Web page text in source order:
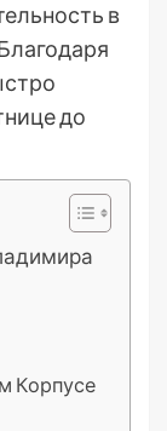
в
до
Корпусе